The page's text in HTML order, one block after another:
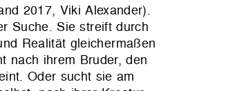
2017, Viki Alexander).
Suche. Sie streift durch
Realität gleichermaßen
nach ihrem Bruder, den
Oder sucht sie am